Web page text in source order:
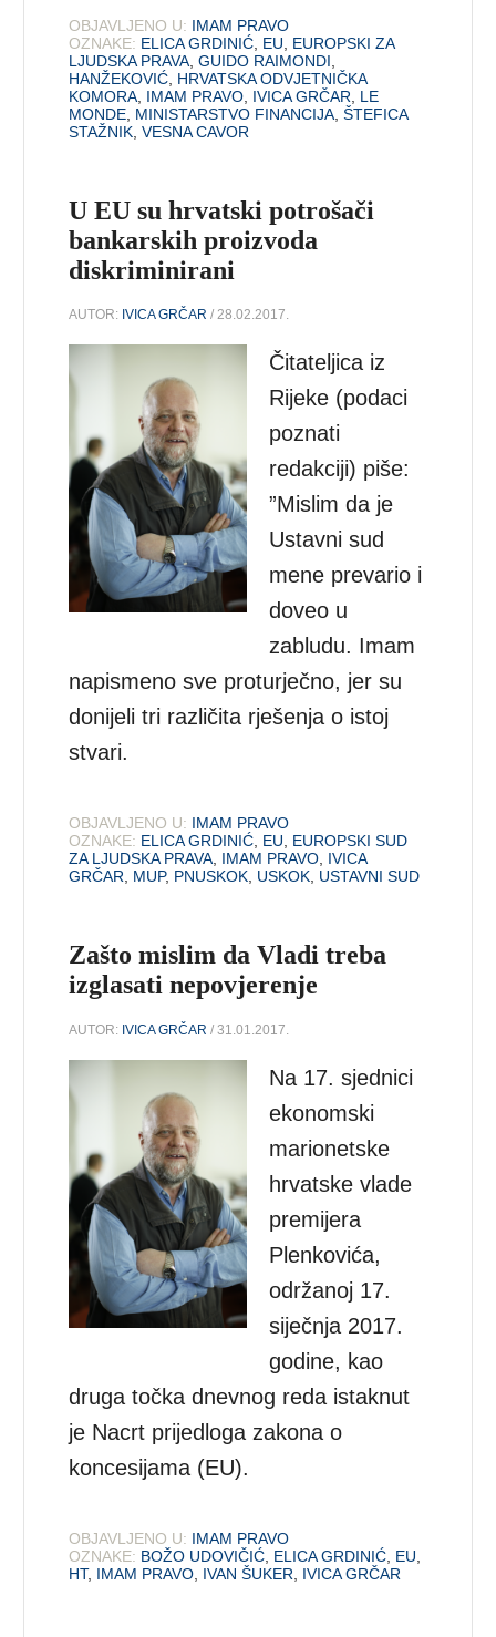
OBJAVLJENO U: IMAM PRAVO
OZNAKE: ELICA GRDINIĆ EU
EUROPSKI ZA
LJUDSKA PRAVA ,GUIDO RAIMONDI
HANŽEKOVIĆ HRVATSKA ODVJETNIČKA
KOMORA IMAM PRAVO IVICA GRČAR
LE
MONDE MINISTARSTVO FINANCIJA ,ŠTEFICA
STAŽNIK ,VESNA CAVOR
U EU su hrvatski potrošači
bankarskih proizvoda
diskriminirani
AUTOR: IVICA GRČAR / 28.02.2017.
Čitateljica iz
Rijeke (podaci
poznati
redakciji) piše:
”Mislim da je
Ustavni sud
mene prevario i
doveo u
zabludu. Imam
napismeno sve proturječno, jer su
donijeli tri različita rješenja o istoj
stvari.
OBJAVLJENO U: IMAM PRAVO
OZNAKE: ELICA GRDINIĆ, EU, EUROPSKI SUD
ZA LJUDSKA PRAVA, IMAM PRAVO, IVICA
GRČAR, MUP, PNUSKOK, USKOK, USTAVNI SUD
Zašto mislim da Vladi treba
izglasati nepovjerenje
AUTOR: IVICA GRČAR / 31.01.2017.
Na 17. sjednici
ekonomski
marionetske
hrvatske vlade
premijera
Plenkovića,
održanoj 17.
siječnja 2017.
godine, kao
druga točka dnevnog reda istaknut
je Nacrt prijedloga zakona o
koncesijama (EU).
OBJAVLJENO U: IMAM PRAVO
OZNAKE: BOŽO UDOVIČIĆ, ELICA GRDINIĆ, EU,
HT, IMAM PRAVO, IVAN ŠUKER, IVICA GRČAR